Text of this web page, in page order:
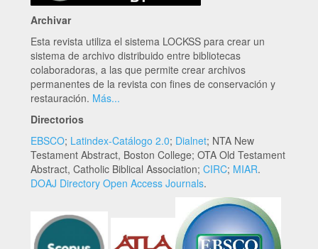
Archivar
Esta revista utiliza el sistema LOCKSS para crear un
sistema de archivo distribuido entre bibliotecas
colaboradoras, a las que permite crear archivos
permanentes de la revista con fines de conservación y
restauración. Más...
Directorios
EBSCO; Latindex-Catálogo 2.0; Dialnet; NTA New
Testament Abstract, Boston College; OTA Old Testament
Abstract, Catholic Biblical Association; CIRC; MIAR.
DOAJ Directory Open Access Journals.